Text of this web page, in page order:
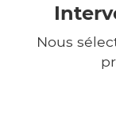
Nous